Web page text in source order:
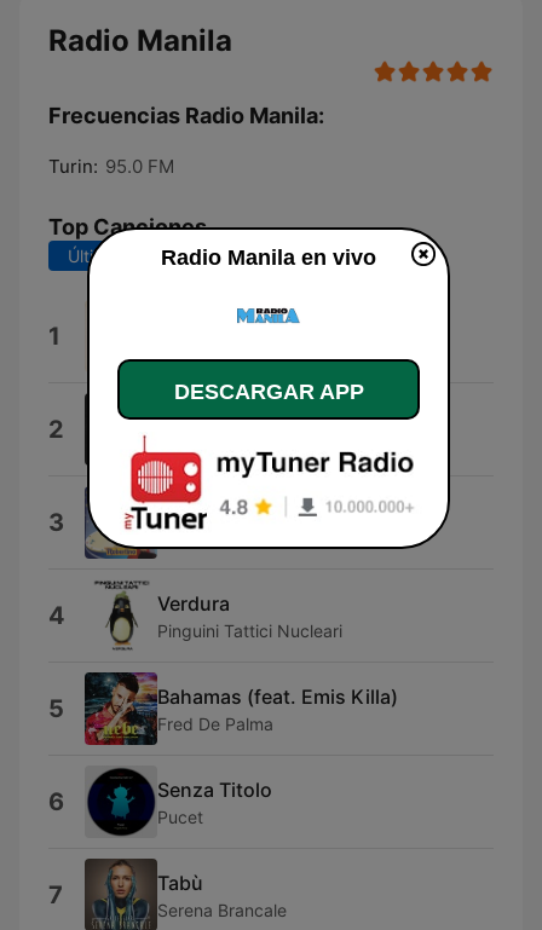
Radio Manila
Frecuencias Radio Manila:
Turin: 95.0 FM
Top Canciones
Últimos 7 días Últimos 30 días
1 Senza titolo
2 Disorder
3 Dai Dai Dai
4 Verdura
Pinguini Tattici Nucleari
5 Bahamas (feat. Emis Killa)
Fred De Palma
6 Senza Titolo
Pucet
7 Tabù
Serena Brancale
Radio Manila en vivo
DESCARGAR APP